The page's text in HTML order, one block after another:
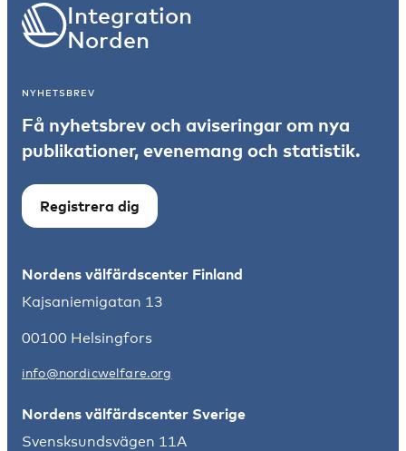
Integration
Norden
NYHETSBREV
Få nyhetsbrev och aviseringar om nya
publikationer, evenemang och statistik.
Registrera dig
Nordens välfärdscenter Finland
Kajsaniemigatan 13
00100 Helsingfors
info@nordicwelfare.org
Nordens välfärdscenter Sverige
Svensksundsvägen 11A